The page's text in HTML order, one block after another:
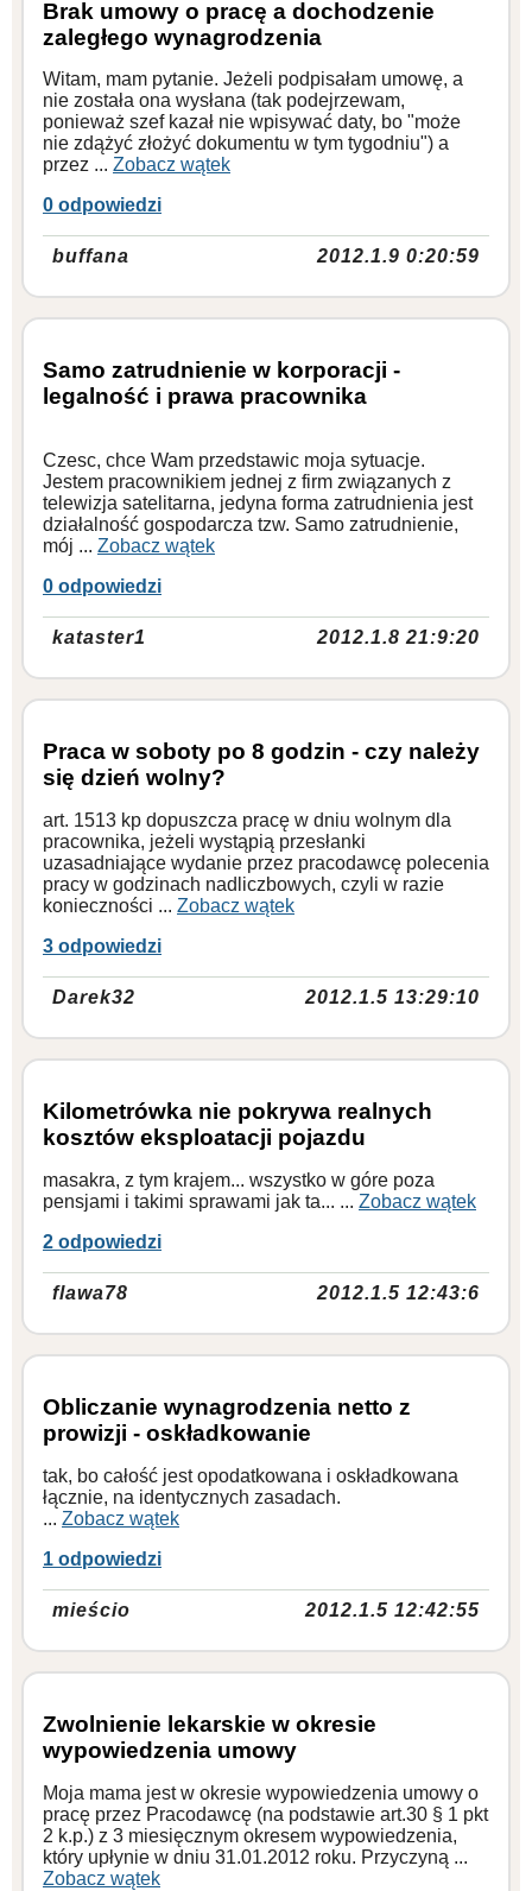
Brak umowy o pracę a dochodzenie
zaległego wynagrodzenia
Witam, mam pytanie. Jeżeli podpisałam umowę, a
nie została ona wysłana (tak podejrzewam,
ponieważ szef kazał nie wpisywać daty, bo "może
nie zdążyć złożyć dokumentu w tym tygodniu") a
przez ... Zobacz wątek
0 odpowiedzi
buffana 2012.1.9 0:20:59
Samo zatrudnienie w korporacji -
legalność i prawa pracownika
Czesc, chce Wam przedstawic moja sytuacje.
Jestem pracownikiem jednej z firm związanych z
telewizja satelitarna, jedyna forma zatrudnienia jest
działalność gospodarcza tzw. Samo zatrudnienie,
mój ... Zobacz wątek
0 odpowiedzi
kataster1 2012.1.8 21:9:20
Praca w soboty po 8 godzin - czy należy
się dzień wolny?
art. 1513 kp dopuszcza pracę w dniu wolnym dla
pracownika, jeżeli wystąpią przesłanki
uzasadniające wydanie przez pracodawcę polecenia
pracy w godzinach nadliczbowych, czyli w razie
konieczności ... Zobacz wątek
3 odpowiedzi
Darek32 2012.1.5 13:29:10
Kilometrówka nie pokrywa realnych
kosztów eksploatacji pojazdu
masakra, z tym krajem... wszystko w góre poza
pensjami i takimi sprawami jak ta... ... Zobacz wątek
2 odpowiedzi
flawa78 2012.1.5 12:43:6
Obliczanie wynagrodzenia netto z
prowizji - oskładkowanie
tak, bo całość jest opodatkowana i oskładkowana
łącznie, na identycznych zasadach.
... Zobacz wątek
1 odpowiedzi
mieścio 2012.1.5 12:42:55
Zwolnienie lekarskie w okresie
wypowiedzenia umowy
Moja mama jest w okresie wypowiedzenia umowy o
pracę przez Pracodawcę (na podstawie art.30 § 1 pkt
2 k.p.) z 3 miesięcznym okresem wypowiedzenia,
który upłynie w dniu 31.01.2012 roku. Przyczyną ...
Zobacz wątek